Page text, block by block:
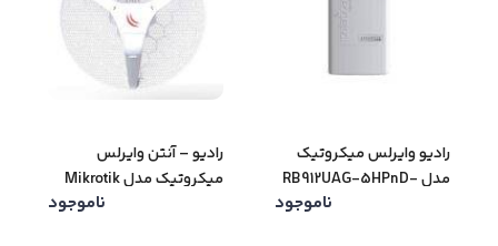
رادیو وایرلس میکروتیک
مدل RB912UAG-5HPnD-
ناموجود
رادیو – آنتن وایرلس
میکروتیک مدل Mikrotik
RBLHG-5nD LHG 5ناموجود